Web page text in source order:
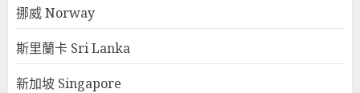
挪威 Norway
斯里蘭卡 Sri Lanka
新加坡 Singapore